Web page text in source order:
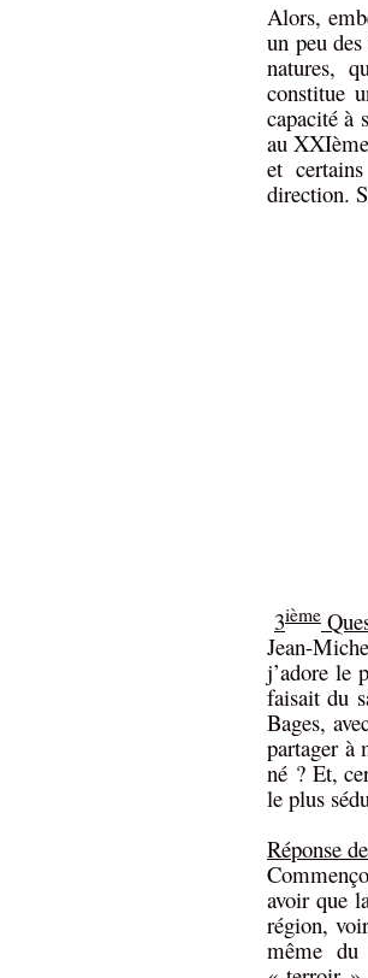
Alors,
un peu
natures,
constitue
capacité à
au
et
direction.
3ième
Jean-
j’adore le
faisait du
Bages,
partager à
né ? Et,
le plus
Réponse
avoir que
région,
même